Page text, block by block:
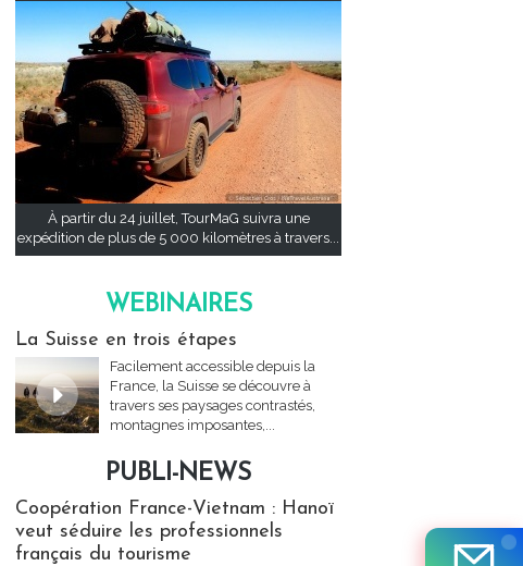
À partir du 24 juillet, TourMaG suivra une
expédition de plus de 5 000 kilomètres à travers...
WEBINAIRES
La Suisse en trois étapes
Facilement accessible depuis la
France, la Suisse se découvre à
travers ses paysages contrastés,
montagnes imposantes,...
PUBLI-NEWS
Coopération France-Vietnam : Hanoï
veut séduire les professionnels
français du tourisme